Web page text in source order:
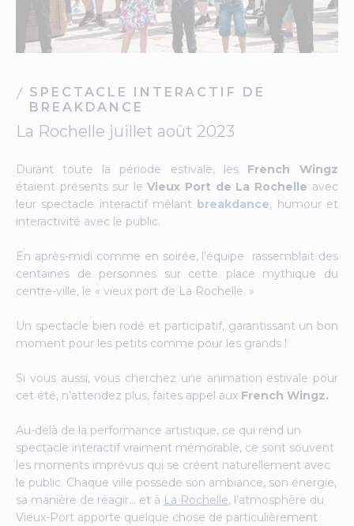
SPECTACLE INTERACTIF DE
BREAKDANCE
La Rochelle juillet août 2023
Durant toute la période estivale, les French Wingz
étaient présents sur le Vieux Port de La Rochelle avec
leur spectacle interactif mêlant breakdance, humour et
interactivité avec le public.
En après-midi comme en soirée, l’équipe rassemblait des
centaines de personnes sur cette place mythique du
centre-ville, le « vieux port de La Rochelle. »
Un spectacle bien rodé et participatif, garantissant un bon
moment pour les petits comme pour les grands !
Si vous aussi, vous cherchez une animation estivale pour
cet été, n’attendez plus, faites appel aux French Wingz.
Au-delà de la performance artistique, ce qui rend un
spectacle interactif vraiment mémorable, ce sont souvent
les moments imprévus qui se créent naturellement avec
le public. Chaque ville possède son ambiance, son énergie,
sa manière de réagir… et à La Rochelle, l’atmosphère du
Vieux-Port apporte quelque chose de particulièrement